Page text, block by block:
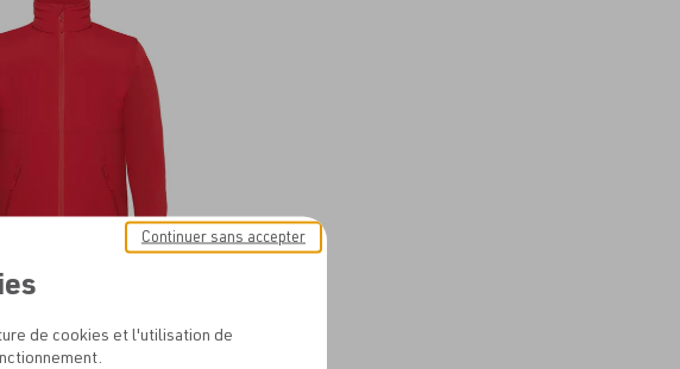
À PARTIR DE38.94€
de cookies et l'utilisation de
Continuer sans accepter